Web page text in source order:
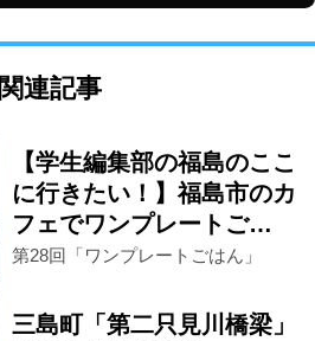
関連記事
【学生編集部の福島のここ
に行きたい！】福島市のカ
フェでワンプレートご…
第28回「ワンプレートごはん」
三島町「第二只見川橋梁」